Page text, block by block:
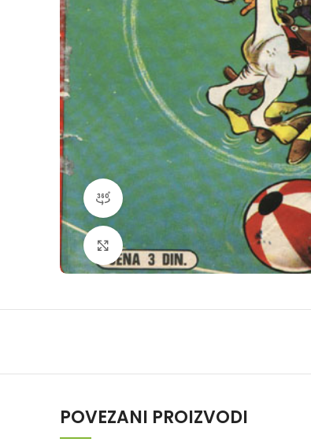
360 product view
Klikni da povečaš
POVEZANI PROIZVODI